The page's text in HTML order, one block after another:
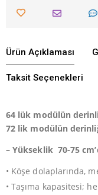
Ürün Açıklaması
Taksit Seçenekleri
64 lük modülün
72 lik modülün
– Yükseklik 70-75
• Köşe dolaplarında,
• Taşıma kapasitesi;